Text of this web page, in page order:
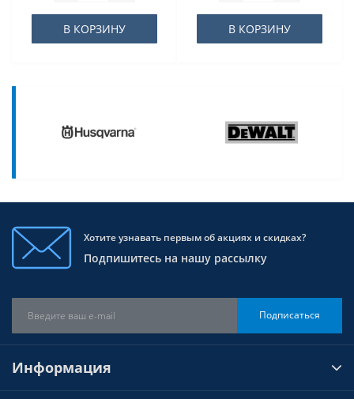
В КОРЗИНУ В КОРЗИНУ
Хотите узнавать первым об акциях и скидках?
Подпишитесь на нашу рассылку
Подписаться
Информация